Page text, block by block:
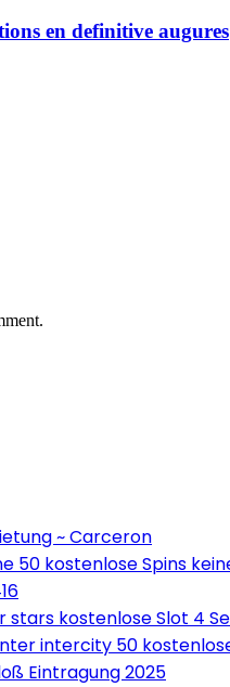
en definitive augures
~ Carceron
50 kostenlose Spins
kostenlose Slot 4
intercity 50
Eintragung 2025